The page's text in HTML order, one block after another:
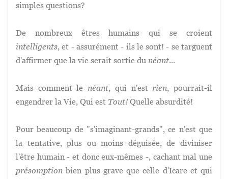
simples questions?
De nombreux êtres humains qui se croient
intelligents, et - assurément - ils le sont! - se targuent
d'affirmer que la vie serait sortie du néant...
Mais comment le néant, qui n'est rien, pourrait-il
engendrer la Vie, Qui est Tout! Quelle absurdité!
Pour beaucoup de "s'imaginant-grands", ce n'est que
la tentative, plus ou moins déguisée, de diviniser
l'être humain - et donc eux-mêmes -, cachant mal une
présomptionbien plus grave que celle d'Icare et qui